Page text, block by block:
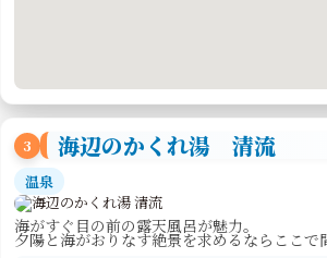
3 海辺のかくれ湯 清流
温泉
海がすぐ目の前の露天風呂が魅力。
夕陽と海がおりなす絶景を求めるならここ